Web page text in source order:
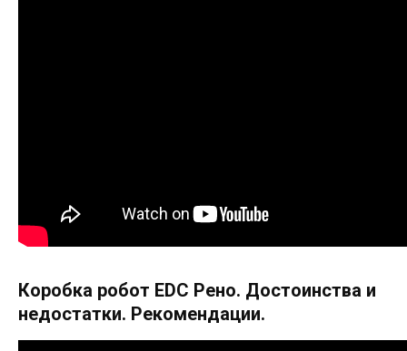
Коробка робот EDC Рено. Достоинства и
недостатки. Рекомендации.